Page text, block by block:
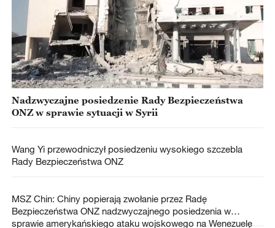
Nadzwyczajne posiedzenie Rady Bezpieczeństwa
ONZ w sprawie sytuacji w Syrii
Wang Yi przewodniczył posiedzeniu wysokiego szczebla
Rady Bezpieczeństwa ONZ
MSZ Chin: Chiny popierają zwołanie przez Radę
Bezpieczeństwa ONZ nadzwyczajnego posiedzenia w
sprawie amerykańskiego ataku wojskowego na Wenezuelę